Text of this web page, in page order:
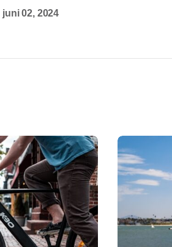
juni 02, 2024